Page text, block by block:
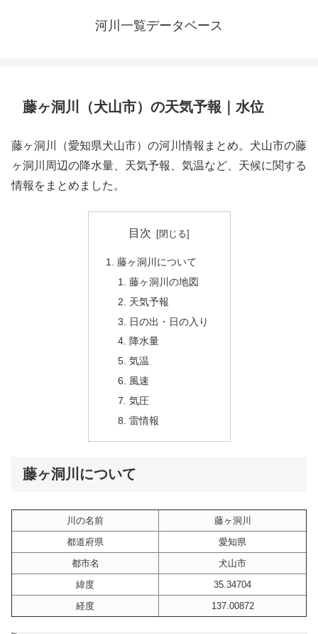
河川一覧データベース
藤ヶ洞川（犬山市）の天気予報｜水位
藤ヶ洞川（愛知県犬山市）の河川情報まとめ。犬山市の藤
ヶ洞川周辺の降水量、天気予報、気温など、天候に関する
情報をまとめました。
目次
藤ヶ洞川について
藤ヶ洞川の地図
天気予報
日の出・日の入り
降水量
気温
風速
気圧
雷情報
藤ヶ洞川について
川の名前
藤ヶ洞川
都道府県
愛知県
都市名
犬山市
緯度
35.34704
経度
137.00872